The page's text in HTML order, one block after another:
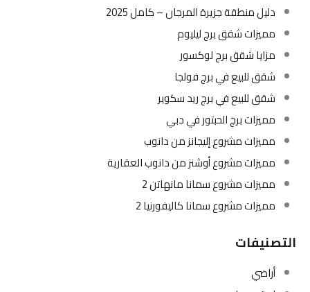
دليل منطقة جزيرة المرجان – كامل 2025
مميزات شقق برج ليليوم
مزايا شقق برج لوكسور
شقق للبيع في برج فولجا
شقق للبيع في برج ريد سكوير
مميزات برج الحبتور في دبي
مميزات مشروع إليجانز من دانوب
مميزات مشروع أوشنز من دانوب العقارية
مميزات مشروع سمانا مانهاتن 2
مميزات مشروع سمانا كاليفورنيا 2
التصنيفات
أراضي